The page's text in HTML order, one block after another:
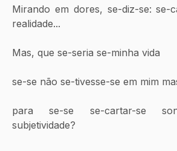
Mirando em dores, se-diz-se: se-
realidade...
Mas, que se-seria se-minha vida
se-se não se-tivesse-se em mim
para se-se se-cartar-se
subjetividade?